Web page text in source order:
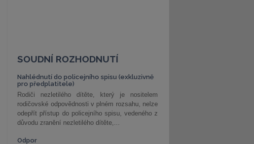
SOUDNÍ ROZHODNUTÍ
Nahlédnutí do policejního spisu (exkluzivně
pro předplatitele)
Rodiči nezletilého dítěte, který je nositelem
rodičovské odpovědnosti v plném rozsahu, nelze
odepřít přístup do policejního spisu, vedeného z
důvodu zranění nezletilého dítěte,...
Odpor